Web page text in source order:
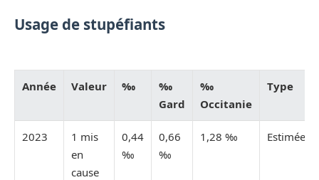
Usage de stupéfiants
Année Valeur ‰
‰
Gard
‰
Occitanie
Type
2023
1 mis
en
cause
0,44
‰
0,66
‰
1,28 ‰ Estimée